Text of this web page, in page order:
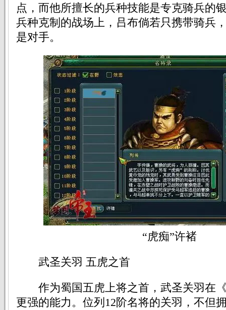
点，而他所擅长的兵种技能是专克骑兵的
兵种克制的战场上，吕布倘若只携带骑兵
是对手。
“虎痴”许褚
武圣关羽 五虎之首
作为蜀国五虎上将之首，武圣关羽在
更强的能力。位列12阶名将的关羽，不但